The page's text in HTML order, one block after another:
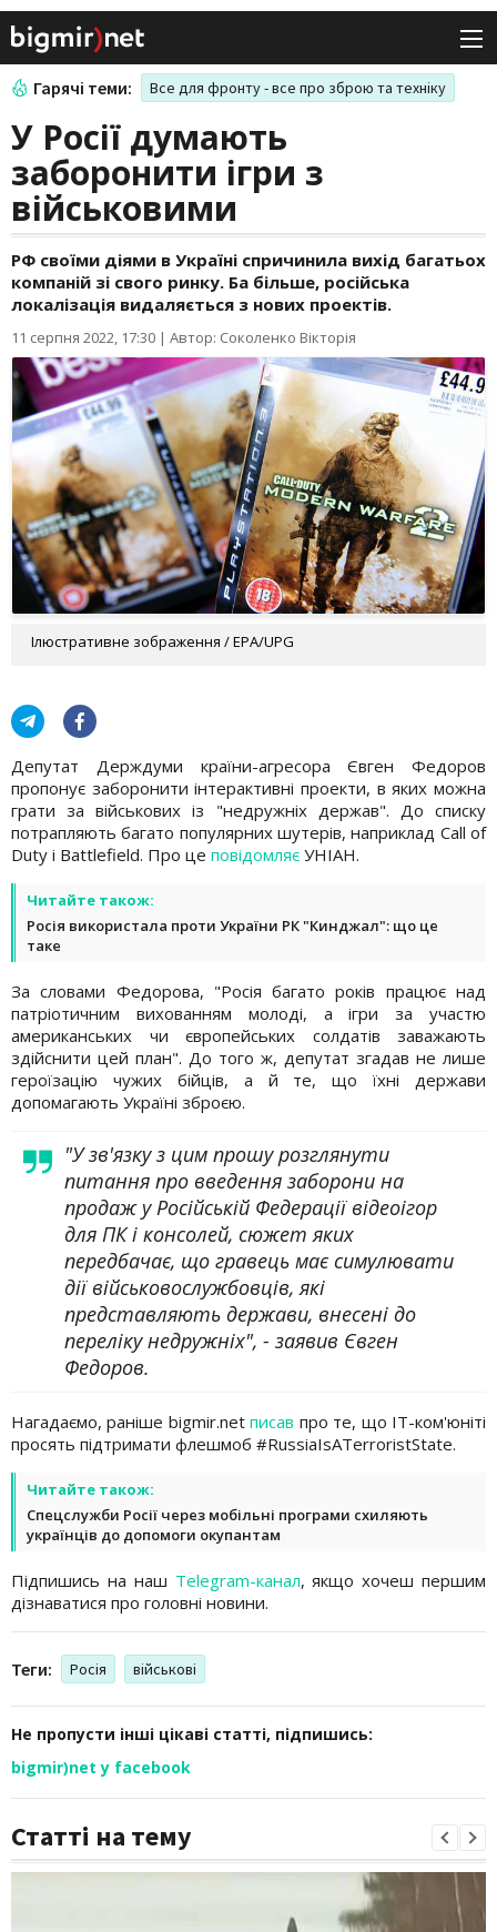
Гарячі теми: Все для фронту - все про зброю та техніку
У Росії думають
заборонити ігри з
військовими
РФ своїми діями в Україні спричинила вихід багатьох
компаній зі свого ринку. Ба більше, російська
локалізація видаляється з нових проектів.
11 серпня 2022, 17:30 | Автор: Соколенко Вікторія
Ілюстративне зображення / EPA/UPG
Депутат Держдуми країни-агресора Євген Федоров
пропонує заборонити інтерактивні проекти, в яких можна
грати за військових із "недружніх держав". До списку
потрапляють багато популярних шутерів, наприклад Call of
Duty і Battlefield. Про це повідомляє УНІАН.
Читайте також:
Росія використала проти України РК "Кинджал": що це
таке
За словами Федорова, "Росія багато років працює над
патріотичним вихованням молоді, а ігри за участю
американських чи європейських солдатів заважають
здійснити цей план". До того ж, депутат згадав не лише
героїзацію чужих бійців, а й те, що їхні держави
допомагають Україні зброєю.
"У зв'язку з цим прошу розглянути
питання про введення заборони на
продаж у Російській Федерації відеоігор
для ПК і консолей, сюжет яких
передбачає, що гравець має симулювати
дії військовослужбовців, які
представляють держави, внесені до
переліку недружніх", - заявив Євген
Федоров.
Нагадаємо, раніше bigmir.netписав про те, що IT-ком'юніті
просять підтримати флешмоб #RussiaIsATerroristState.
Читайте також:
Спецслужби Росії через мобільні програми схиляють
українців до допомоги окупантам
Підпишись на наш Telegram-канал, якщо хочеш першим
дізнаватися про головні новини.
Теги: Росія військові
Не пропусти інші цікаві статті, підпишись:
bigmir)net у facebook
Статті на тему